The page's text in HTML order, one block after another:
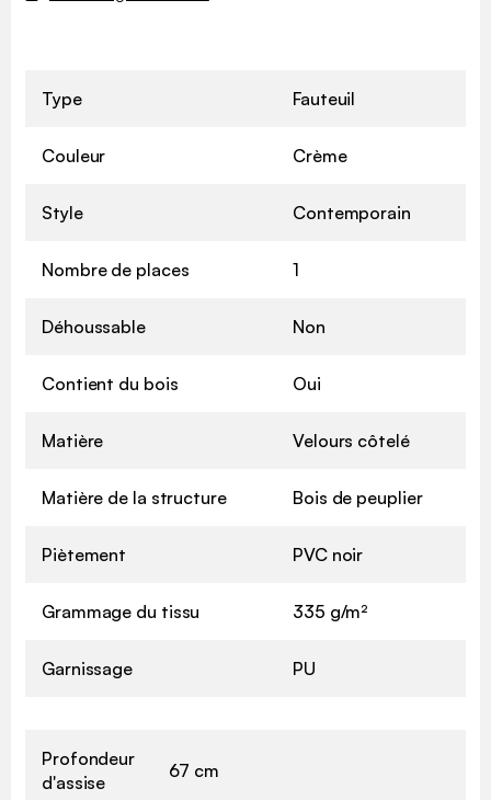
Type Fauteuil
Couleur Crème
Style Contemporain
Nombre de places 1
Déhoussable Non
Contient du bois Oui
Matière Velours côtelé
Matière de la structure Bois de peuplier
Piètement PVC noir
Grammage du tissu 335 g/m²
Garnissage PU
Profondeur
d'assise
67 cm